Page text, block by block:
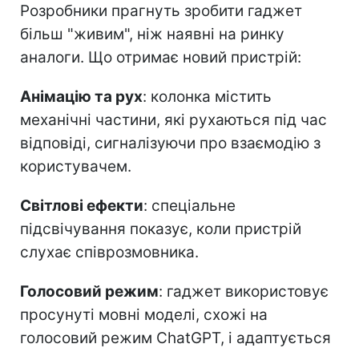
Розробники прагнуть зробити гаджет
більш "живим", ніж наявні на ринку
аналоги. Що отримає новий пристрій:
Анімацію та рух: колонка містить
механічні частини, які рухаються під час
відповіді, сигналізуючи про взаємодію з
користувачем.
Світлові ефекти: спеціальне
підсвічування показує, коли пристрій
слухає співрозмовника.
Голосовий режим: гаджет використовує
просунуті мовні моделі, схожі на
голосовий режим ChatGPT, і адаптується